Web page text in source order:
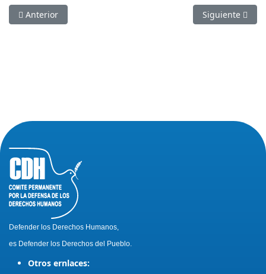
Artículo anterior: Calle 8 resiste por un Cristo del Consuelo en
Anterior Artículo
Siguiente
Defender los Derechos Humanos,
es Defender los Derechos del Pueblo.
Otros ernlaces: